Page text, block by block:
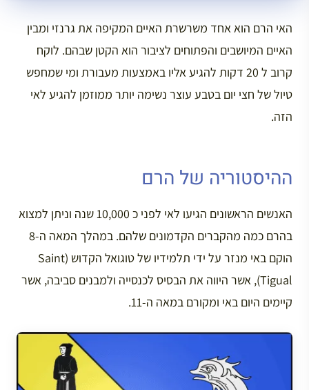
האי הרם הוא אחד משרשרת האיים המקיפה את גרנזי ומבין
האיים המיושבים והפתוחים לציבור הוא הקטן שבהם. לוקח
קרוב ל 20 דקות להגיע אליו באמצעות מעבורת ומי שמחפש
טיול של חצי יום בטבע עוצר נשימה יותר ממוזמן להגיע לאי
הזה.
ההיסטוריה של הרם
האנשים הראשונים הגיעו לאי לפני כ 10,000 שנה וניתן למצוא
בהרם כמה מהקברים הקדמונים שלהם. במהלך המאה ה-8
הוקם באי מנזר על ידי תלמידיו של טוגואל הקדוש (Saint
Tigual), אשר היווה את הבסיס לכנסייה ולמבנים סביבה, אשר
קיימים היום באי ומקורם במאה ה-11.